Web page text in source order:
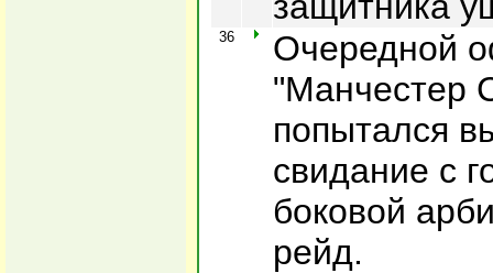
36
Очередной
"Манчестер
попытался
свидание с
боковой
рейд.